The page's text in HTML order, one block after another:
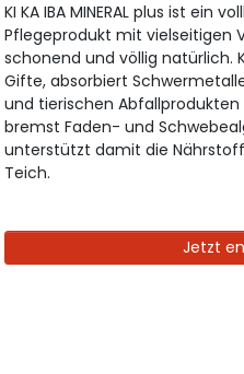
KI KA IBA MINERAL plus ist ein
Pflegeprodukt mit vielseitigen
schonend und völlig natürlich.
Gifte, absorbiert
und tierischen Abfallprodukten
bremst Faden- und
unterstützt damit die
Teich.
Jetzt